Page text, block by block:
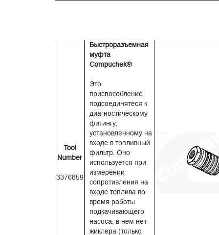
Tool
Number
3376859
Быстроразъемная
муфта
Compuchek®
Это
приспособление
подсоединятеся к
диагностическому
фитингу,
установленному на
входе в топливный
фильтр. Оно
используется при
измерении
сопротивления на
входе топлива во
время работы
подкачивающего
насоса, в нем нет
жиклера (только